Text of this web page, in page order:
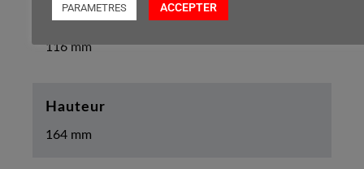
Largeur
116 mm
Hauteur
164 mm
PARAMETRES ACCEPTER